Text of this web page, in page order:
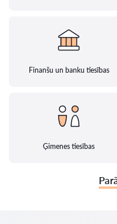
Finanšu un banku tiesības
Ģimenes tiesības